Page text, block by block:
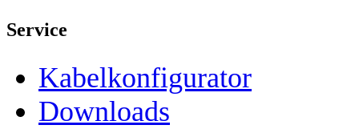
Service
Kabelkonfigurator
Downloads